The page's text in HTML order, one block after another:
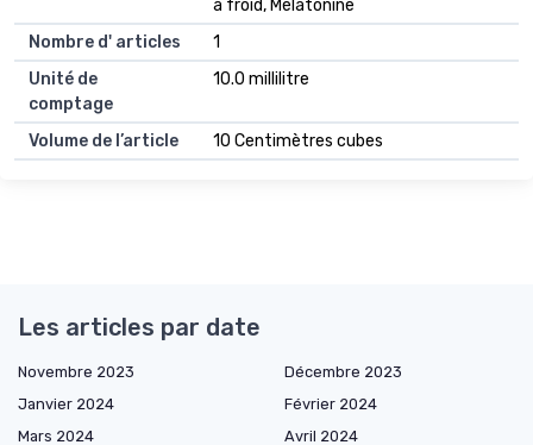
à froid, Mélatonine
Nombre d' articles
1
Unité de
comptage
10.0 millilitre
Volume de l’article 10 Centimètres cubes
Les articles par date
Novembre 2023
Décembre 2023
Janvier 2024
Février 2024
Mars 2024
Avril 2024